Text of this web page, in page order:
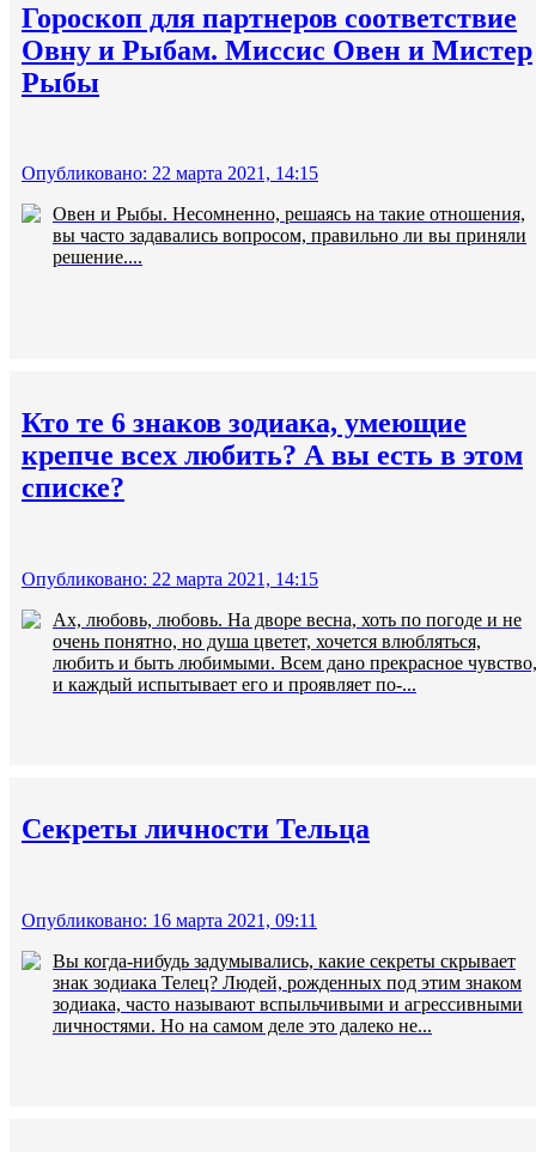
Гороскоп для партнеров соответствие
Овну и Рыбам. Миссис Овен и Мистер
Рыбы
Опубликовано: 22 марта 2021, 14:15
Овен и Рыбы. Несомненно, решаясь на такие отношения,
вы часто задавались вопросом, правильно ли вы приняли
решение....
Кто те 6 знаков зодиака, умеющие
крепче всех любить? А вы есть в этом
списке?
Опубликовано: 22 марта 2021, 14:15
Ах, любовь, любовь. На дворе весна, хоть по погоде и не
очень понятно, но душа цветет, хочется влюбляться,
любить и быть любимыми. Всем дано прекрасное чувство,
и каждый испытывает его и проявляет по-...
Секреты личности Тельца
Опубликовано: 16 марта 2021, 09:11
Вы когда-нибудь задумывались, какие секреты скрывает
знак зодиака Телец? Людей, рожденных под этим знаком
зодиака, часто называют вспыльчивыми и агрессивными
личностями. Но на самом деле это далеко не...